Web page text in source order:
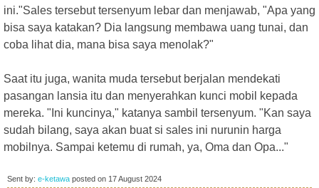
ini."Sales tersebut tersenyum lebar dan menjawab, "Apa yang
bisa saya katakan? Dia langsung membawa uang tunai, dan
coba lihat dia, mana bisa saya menolak?"
Saat itu juga, wanita muda tersebut berjalan mendekati
pasangan lansia itu dan menyerahkan kunci mobil kepada
mereka. "Ini kuncinya," katanya sambil tersenyum. "Kan saya
sudah bilang, saya akan buat si sales ini nurunin harga
mobilnya. Sampai ketemu di rumah, ya, Oma dan Opa..."
Sent by: e-ketawa posted on 17 August 2024